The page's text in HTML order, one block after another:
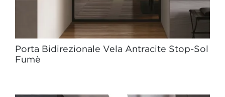
Porta Bidirezionale Vela Antracite Stop-Sol
Fumè